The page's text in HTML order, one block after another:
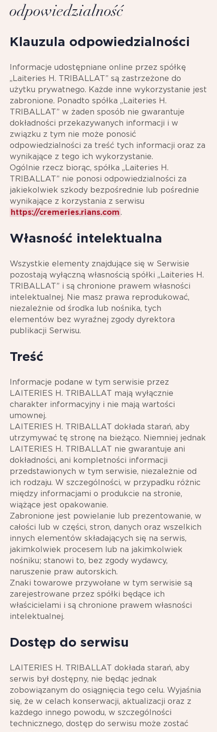
odpowiedzialność
Klauzula odpowiedzialności
Informacje udostępniane online przez spółkę
„Laiteries H. TRIBALLAT” są zastrzeżone do
użytku prywatnego. Każde inne wykorzystanie jest
zabronione. Ponadto spółka „Laiteries H.
TRIBALLAT” w żaden sposób nie gwarantuje
dokładności przekazywanych informacji i w
związku z tym nie może ponosić
odpowiedzialności za treść tych informacji oraz za
wynikające z tego ich wykorzystanie.
Ogólnie rzecz biorąc, spółka „Laiteries H.
TRIBALLAT” nie ponosi odpowiedzialności za
jakiekolwiek szkody bezpośrednie lub pośrednie
wynikające z korzystania z serwisu
https://cremeries.rians.com.
Własność intelektualna
Wszystkie elementy znajdujące się w Serwisie
pozostają wyłączną własnością spółki „Laiteries H.
TRIBALLAT” i są chronione prawem własności
intelektualnej. Nie masz prawa reprodukować,
niezależnie od środka lub nośnika, tych
elementów bez wyraźnej zgody dyrektora
publikacji Serwisu.
Treść
Informacje podane w tym serwisie przez
LAITERIES H. TRIBALLAT mają wyłącznie
charakter informacyjny i nie mają wartości
umownej.
LAITERIES H. TRIBALLAT dokłada starań, aby
utrzymywać tę stronę na bieżąco. Niemniej jednak
LAITERIES H. TRIBALLAT nie gwarantuje ani
dokładności, ani kompletności informacji
przedstawionych w tym serwisie, niezależnie od
ich rodzaju. W szczególności, w przypadku różnic
między informacjami o produkcie na stronie,
wiążące jest opakowanie.
Zabronione jest powielanie lub prezentowanie, w
całości lub w części, stron, danych oraz wszelkich
innych elementów składających się na serwis,
jakimkolwiek procesem lub na jakimkolwiek
nośniku; stanowi to, bez zgody wydawcy,
naruszenie praw autorskich.
Znaki towarowe przywołane w tym serwisie są
zarejestrowane przez spółki będące ich
właścicielami i są chronione prawem własności
intelektualnej.
Dostęp do serwisu
LAITERIES H. TRIBALLAT dokłada starań, aby
serwis był dostępny, nie będąc jednak
zobowiązanym do osiągnięcia tego celu. Wyjaśnia
się, że w celach konserwacji, aktualizacji oraz z
każdego innego powodu, w szczególności
technicznego, dostęp do serwisu może zostać